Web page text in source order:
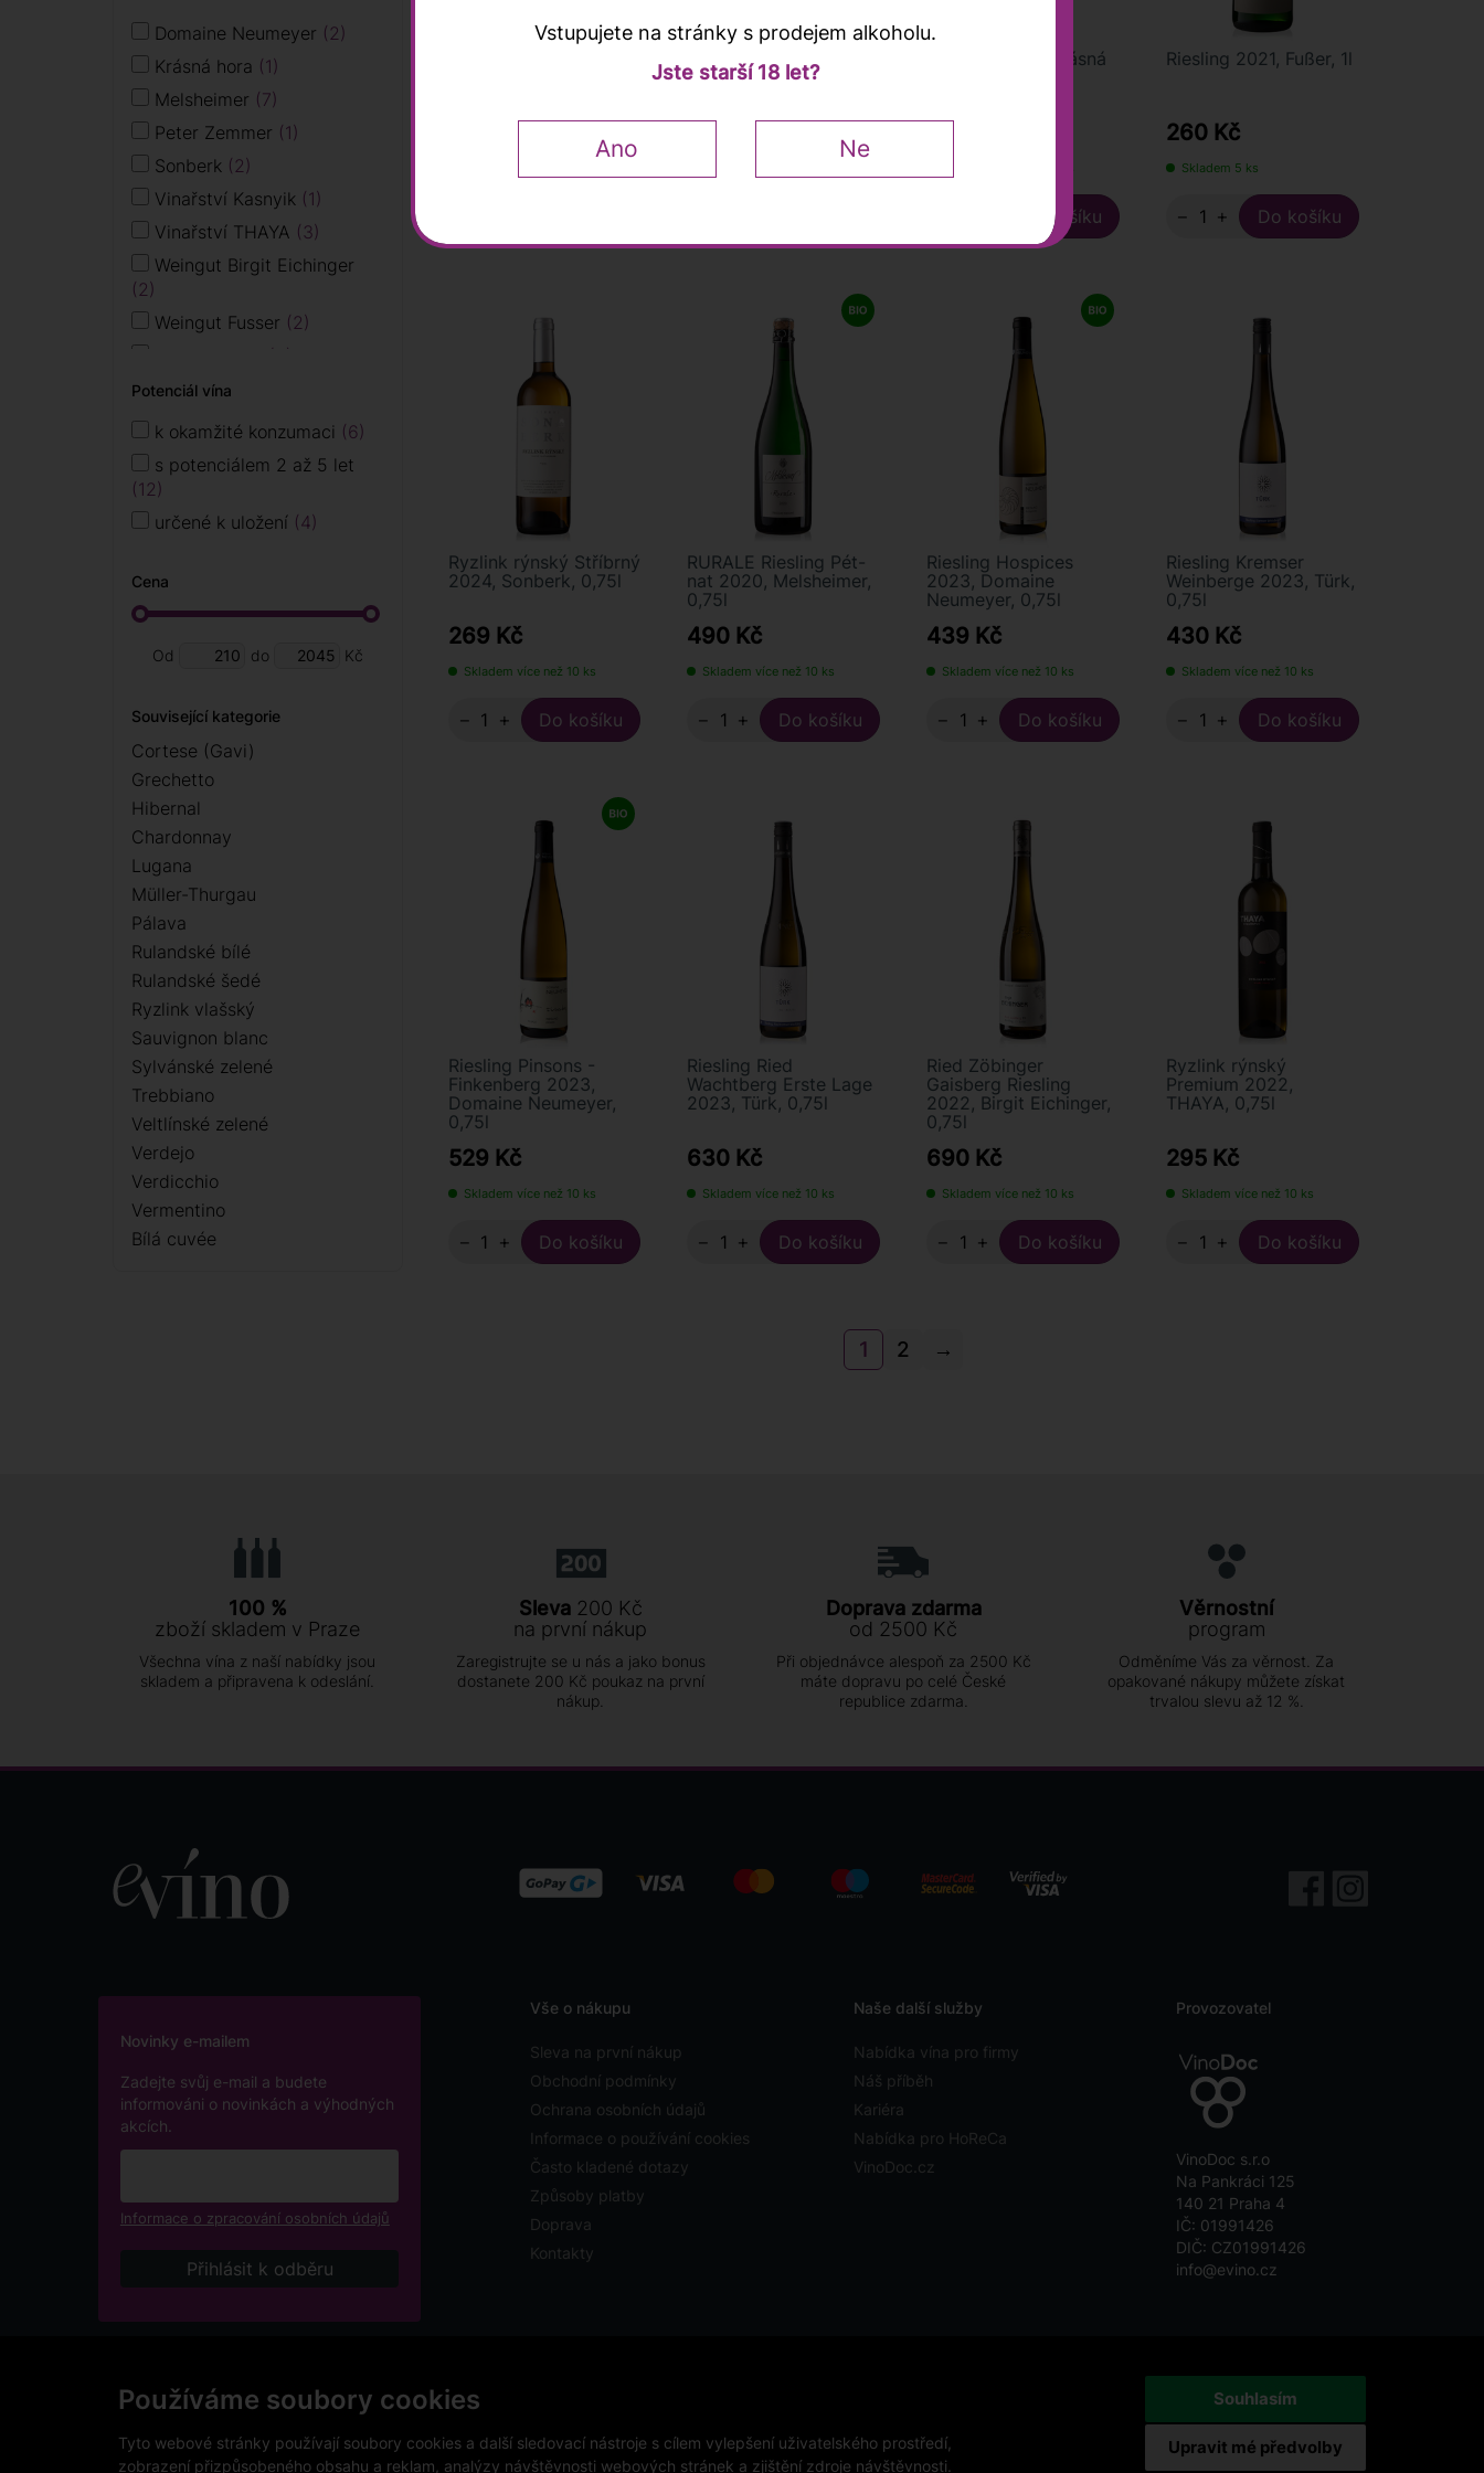
Používáme soubory cookies
Tyto webové stránky používají soubory cookies a další sledovací nástroje s cílem vylepšení uživatelského prostředí,
zobrazení přizpůsobeného obsahu a reklam, analýzy návštěvnosti webových stránek a zjištění zdroje návštěvnosti.
Souhlasím
Upravit mé předvolby
Paradiesgarten
Riesling 2019, Fußer,
Riesling 2023, Krásná
Riesling 2021, Fußer, 1l
260 Kč
Skladem 5 ks
− +
Ryzlink rýnský Stříbrný
2024, Sonberk, 0,75l
269 Kč
Skladem více než 10 ks
− +
RURALE Riesling Pét-
nat 2020, Melsheimer,
0,75l
490 Kč
Skladem více než 10 ks
− +
Riesling Hospices
2023, Domaine
Neumeyer, 0,75l
439 Kč
Skladem více než 10 ks
− +
Riesling Kremser
Weinberge 2023, Türk,
0,75l
430 Kč
Skladem více než 10 ks
− +
Riesling Pinsons -
Finkenberg 2023,
Domaine Neumeyer,
0,75l
529 Kč
Skladem více než 10 ks
− +
Riesling Ried
Wachtberg Erste Lage
2023, Türk, 0,75l
630 Kč
Skladem více než 10 ks
− +
Ried Zöbinger
Gaisberg Riesling
2022, Birgit Eichinger,
0,75l
690 Kč
Skladem více než 10 ks
− +
Ryzlink rýnský
Premium 2022,
THAYA, 0,75l
295 Kč
Skladem více než 10 ks
− +
1 2 →
Domaine Neumeyer
2
Krásná hora
1
Melsheimer
7
Peter Zemmer
1
Sonberk 2
Vinařství Kasnyik 1
Vinařství THAYA
3
Weingut Birgit Eichinger
2
Weingut Fusser
2
Potenciál vína
k okamžité konzumaci
6
s potenciálem 2 až 5 let
12
určené k uložení
4
Cena
Od do Kč
Související kategorie
Cortese (Gavi)
Grechetto
Hibernal
Chardonnay
Lugana
Müller-Thurgau
Pálava
Rulandské bílé
Rulandské šedé
Ryzlink vlašský
Sauvignon blanc
Sylvánské zelené
Trebbiano
Veltlínské zelené
Verdejo
Verdicchio
Vermentino
Bílá cuvée
100 %
zboží skladem v Praze
Všechna vína z naší nabídky jsou
skladem a připravena k odeslání.
Sleva200 Kč
na první nákup
Zaregistrujte se u nás a jako bonus
dostanete 200 Kč poukaz na první
nákup.
Doprava zdarma
od 2500 Kč
Při objednávce alespoň za 2500 Kč
máte dopravu po celé České
republice zdarma.
Věrnostní
program
Odměníme Vás za věrnost. Za
opakované nákupy můžete získat
trvalou slevu až 12 %.
Vše o nákupu
Sleva na první nákup
Obchodní podmínky
Ochrana osobních údajů
Informace o používání cookies
Často kladené dotazy
Způsoby platby
Doprava
Kontakty
Naše další služby
Nabídka vína pro firmy
Náš příběh
Kariéra
Nabídka pro HoReCa
VinoDoc.cz
Provozovatel
VinoDoc s.r.o
Na Pankráci 125
140 21 Praha 4
IČ: 01991426
DIČ: CZ01991426
info@evino.cz
Novinky e-mailem
Zadejte svůj e-mail a budete
informováni o novinkách a výhodných
akcích.
Informace o zpracování osobních údajů
přijatou tržbu u správce daně online, v případě technického výpadku pak nejpozději do 48 hodin.
V e-shopu eVíno.cz platí zákaz prodeje alkoholických nápojů osobám mladším 18 let.
Vstupujete na stránky s prodejem alkoholu.
Jste starší 18 let?
Ano Ne